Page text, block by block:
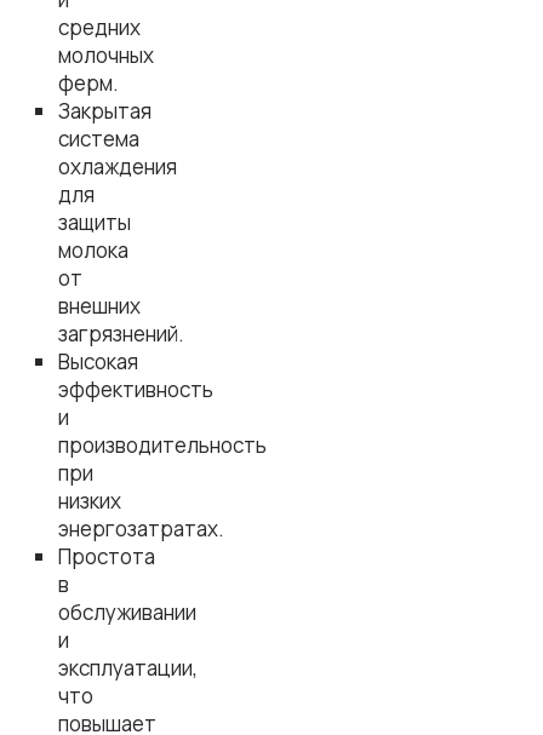
средних
молочных
ферм.
Закрытая
система
охлаждения
для
защиты
молока
от
внешних
загрязнений.
Высокая
эффективность
и
производительность
при
низких
энергозатратах.
Простота
в
обслуживании
и
эксплуатации,
что
повышает